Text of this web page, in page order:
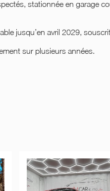
stationnée en garage
jusqu’en avril 2029,
sur plusieurs années.